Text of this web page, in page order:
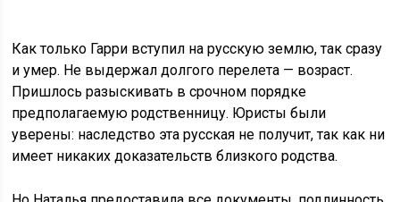
Как только Гарри вступил на русскую землю, так сразу
и умер. Не выдержал долгого перелета — возраст.
Пришлось разыскивать в срочном порядке
предполагаемую родственницу. Юристы были
уверены: наследство эта русская не получит, так как ни
имеет никаких доказательств близкого родства.